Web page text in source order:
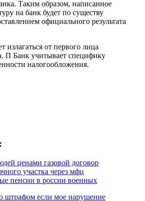
Таким образом, написанное
на банк будет по существу
официального результата
излагаться от первого лица
П Банк учитывает специфику
налогообложения.
ценами газовой договор
участка через мфц
пенсии в россии военных
штрафом если мое нарушение